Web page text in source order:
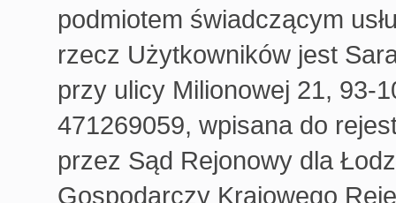
podmiotem świadczącym
rzecz Użytkowników jest
przy ulicy Milionowej 21, 93-
471269059, wpisana do
przez Sąd Rejonowy dla
Gospodarczy Krajowego